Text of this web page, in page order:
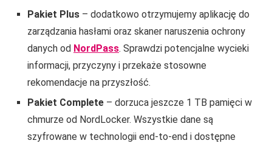
Pakiet Plus – dodatkowo otrzymujemy aplikację do
zarządzania hasłami oraz skaner naruszenia ochrony
danych od NordPass. Sprawdzi potencjalne wycieki
informacji, przyczyny i przekaże stosowne
rekomendacje na przyszłość.
Pakiet Complete – dorzuca jeszcze 1 TB pamięci w
chmurze od NordLocker. Wszystkie dane są
szyfrowane w technologii end-to-end i dostępne